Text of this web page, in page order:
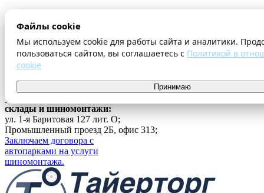
Файлы cookie
Мы используем cookie для работы сайта и аналитики.
пользоваться сайтом, вы соглашаетесь с Политикой в
cookie
Принимаю
Оплата и доставка
Шиномонтаж
Контакты
...
ул. Ферганская 16, офис 209;
склады и шиномонтажи:
ул. 1-я Баритовая 127 лит. О;
Промышленный проезд 2Б, офис 313;
Заключаем договора с
автопарками на услуги
шиномонтажа.